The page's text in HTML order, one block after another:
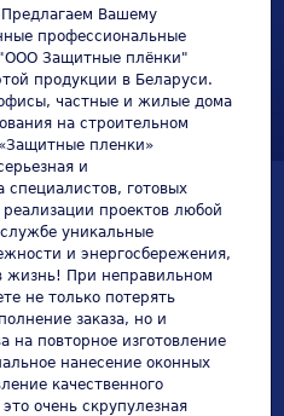
external)
Предлагаем Вашему
профессиональные
Защитные плёнки"
продукции в Беларуси.
частные и жилые дома
на строительном
пленки»
и
специалистов, готовых
проектов любой
уникальные
и энергосбережения,
жизнь! При неправильном
не только потерять
заказа, но и
на повторное изготовление
нанесение оконных
качественного
очень скрупулезная